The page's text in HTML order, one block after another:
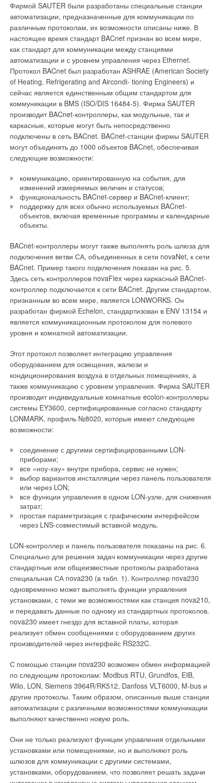
Фирмой SAUTER были разработаны специальные станции
автоматизации, предназначенные для коммуникации по
различным протоколам, их возможности описаны ниже. В
настоящее время стандарт BACnet признан во всем мире,
как стандарт для коммуникации между станциями
автоматизации и с уровнем управления через Ethernet.
Протокол BACnet был разработан ASHRAE (American Society
of Heating, Refrigerating and Aircondi- tioning Engineers) и
сейчас является единственным общим стандартом для
коммуникации в BMS (ISO/DIS 16484-5). Фирма SAUTER
производит BACnet-контроллеры, как модульные, так и
каркасные, которые могут быть непосредственно
подключены в сеть BACnet. BACnet-станции фирмы SAUTER
могут объединять до 1000 объектов BACnet, обеспечивая
следующие возможности:
коммуникацию, ориентированную на события, для
изменений измеряемых величин и статусов;
функциональность BACnet-сервер и BACnet-клиент;
поддержку для всех обычно используемых BACnet-
объектов, включая временные программы и календарные
объекты.
BACnet-контроллеры могут также выполнять роль шлюза для
подключения ветви СА, объединенных в сети novaNet, к сети
BACnet. Пример такого подключения показан на рис. 5.
Здесь сеть контроллеров novaFlex через каркасный BACnet-
контроллер подключается к сети BACnet. Другим стандартом,
признанным во всем мире, является LONWORKS. Он
разработан фирмой Echelon, стандартизован в ENV 13154 и
является коммуникационным протоколом для полевого
уровня и комнатной автоматизации.
Этот протокол позволяет интеграцию управления
оборудованием для освещения, жалюзи и
кондиционирования воздуха в отдельных помещениях, а
также коммуникацию с уровнем управления. Фирма SAUTER
производит индивидуальные комнатные ecolon-контроллеры
системы EY3600, сертифицированные согласно стандарту
LONMARK, профиль №8020, которые имеют следующие
возможности:
соединение с другими сертифицированными LON-
приборами;
все «ноу-хау» внутри прибора, сервис не нужен;
выбор вариантов инсталляции через панель пользователя
или через LON;
все функции управления в одном LON-узле, для снижения
затрат;
простая параметризация с графическим интерфейсом
через LNS-совместимый вставной модуль.
LON-контроллер и панель пользователя показаны на рис. 6.
Специально для решения задач коммуникации через другие
стандартные или общеизвестные протоколы разработана
специальная СА nova230 (в табл. 1). Контроллер nova230
одновременно может выполнять функции управления
установками, с теми же возможностями как станция nova210,
и передавать данные по одному из стандартных протоколов.
nova230 имеет гнездо для вставной платы, которая
реализует обмен сообщениями с оборудованием других
производителей через интерфейс RS232C.
С помощью станции nova230 возможен обмен информацией
по следующим протоколам: Modbus RTU, Grundfos, EIB,
Wilo, LON, Siemens 3964R/RK512, Danfoss VLT6000, M-bus и
другие протоколы. Таким образом, описанные выше станции
автоматизации с различными возможностями коммуникации
выполняют качественно новую роль.
Они не только реализуют функции управления отдельными
установками или помещениями, но и выполняют роль
шлюзов для коммуникации с другими системами,
установками, оборудованием, что позволяет решать задачи